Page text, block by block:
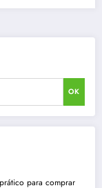
OK
para comprar